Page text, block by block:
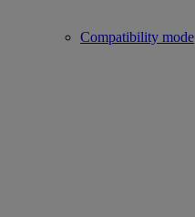
Compatibility mode